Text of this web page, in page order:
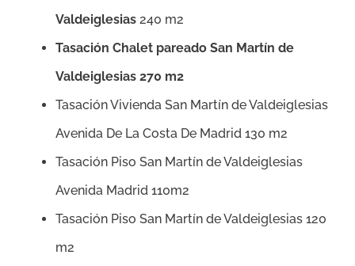
Valdeiglesias 240 m2
Tasación Chalet pareado San Martín de
Valdeiglesias 270 m2
Tasación Vivienda San Martín de Valdeiglesias
Avenida De La Costa De Madrid 130 m2
Tasación Piso San Martín de Valdeiglesias
Avenida Madrid 110m2
Tasación Piso San Martín de Valdeiglesias 120
m2